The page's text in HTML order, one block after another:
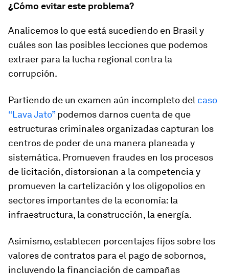
¿Cómo evitar este problema?
Analicemos lo que está sucediendo en Brasil y
cuáles son las posibles lecciones que podemos
extraer para la lucha regional contra la
corrupción.
Partiendo de un examen aún incompleto del caso
“Lava Jato”podemos darnos cuenta de que
estructuras criminales organizadas capturan los
centros de poder de una manera planeada y
sistemática. Promueven fraudes en los procesos
de licitación, distorsionan a la competencia y
promueven la cartelización y los oligopolios en
sectores importantes de la economía: la
infraestructura, la construcción, la energía.
Asimismo, establecen porcentajes fijos sobre los
valores de contratos para el pago de sobornos,
incluyendo la financiación de campañas